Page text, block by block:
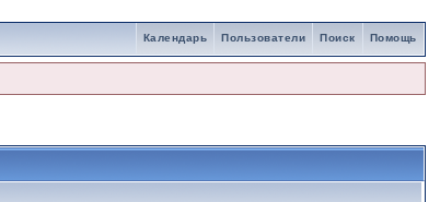
Помощь
Поиск
Пользователи
Календарь